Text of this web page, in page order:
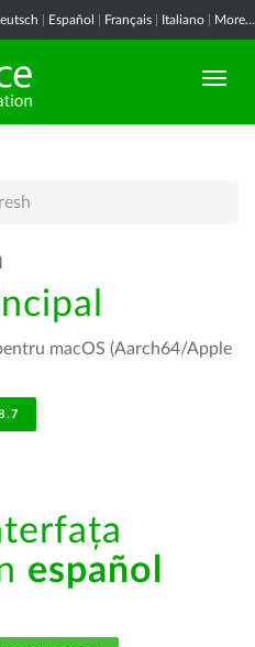
Español Français Italiano More...
macOS (Aarch64/Apple
español